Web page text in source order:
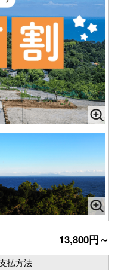
13,800円～
払方法